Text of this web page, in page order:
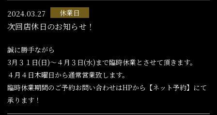
2024.03.27 休業日
次回店休日のお知らせ！
誠に勝手ながら
3月３１日(日)～４月３日(水)まで臨時休業とさせて頂きます。
４月４日木曜日から通常営業致します。
臨時休業期間のご予約お問い合わせはHPから【ネット予約】にて
承ります！